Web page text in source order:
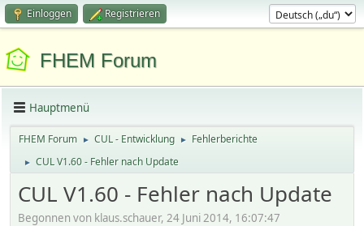
Einloggen Registrieren
FHEM Forum
Hauptmenü
FHEM Forum ► CUL - Entwicklung ► Fehlerberichte
► CUL V1.60 - Fehler nach Update
CUL V1.60 - Fehler nach Update
Begonnen von klaus.schauer, 24 Juni 2014, 16:07:47